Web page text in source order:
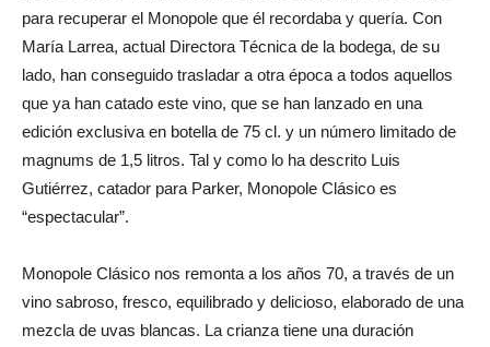
para recuperar el Monopole que él recordaba y quería. Con
María Larrea, actual Directora Técnica de la bodega, de su
lado, han conseguido trasladar a otra época a todos aquellos
que ya han catado este vino, que se han lanzado en una
edición exclusiva en botella de 75 cl. y un número limitado de
magnums de 1,5 litros. Tal y como lo ha descrito Luis
Gutiérrez, catador para Parker, Monopole Clásico es
“espectacular”.
Monopole Clásico nos remonta a los años 70, a través de un
vino sabroso, fresco, equilibrado y delicioso, elaborado de una
mezcla de uvas blancas. La crianza tiene una duración